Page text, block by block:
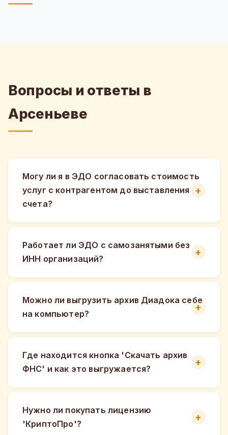
Вопросы и ответы в
Арсеньеве
Могу ли я в ЭДО согласовать стоимость
услуг с контрагентом до выставления
счета?
Работает ли ЭДО с самозанятыми без
ИНН организаций?
Можно ли выгрузить архив Диадока себе
на компьютер?
Где находится кнопка 'Скачать архив
ФНС' и как это выгружается?
Нужно ли покупать лицензию
'КриптоПро'?